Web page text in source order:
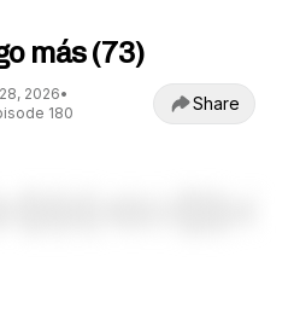
más (73)
2026•
180 Share